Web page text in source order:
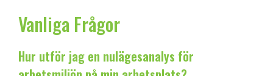
Vanliga Frågor
Hur utför jag en nulägesanalys för